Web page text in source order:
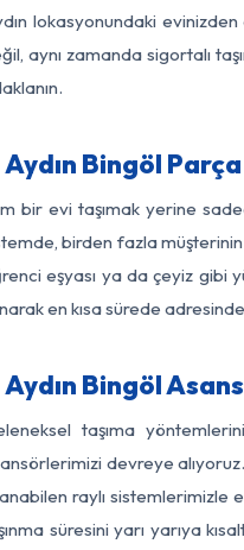
lokasyonundaki
aynı zamanda sigortalı
Aydın Bingöl
bir evi taşımak yerine
birden fazla müşterinin
eşyası ya da çeyiz gibi
en kısa sürede
Aydın Bingöl
taşıma
devreye
raylı sistemlerimizle
süresini yarı yarıya